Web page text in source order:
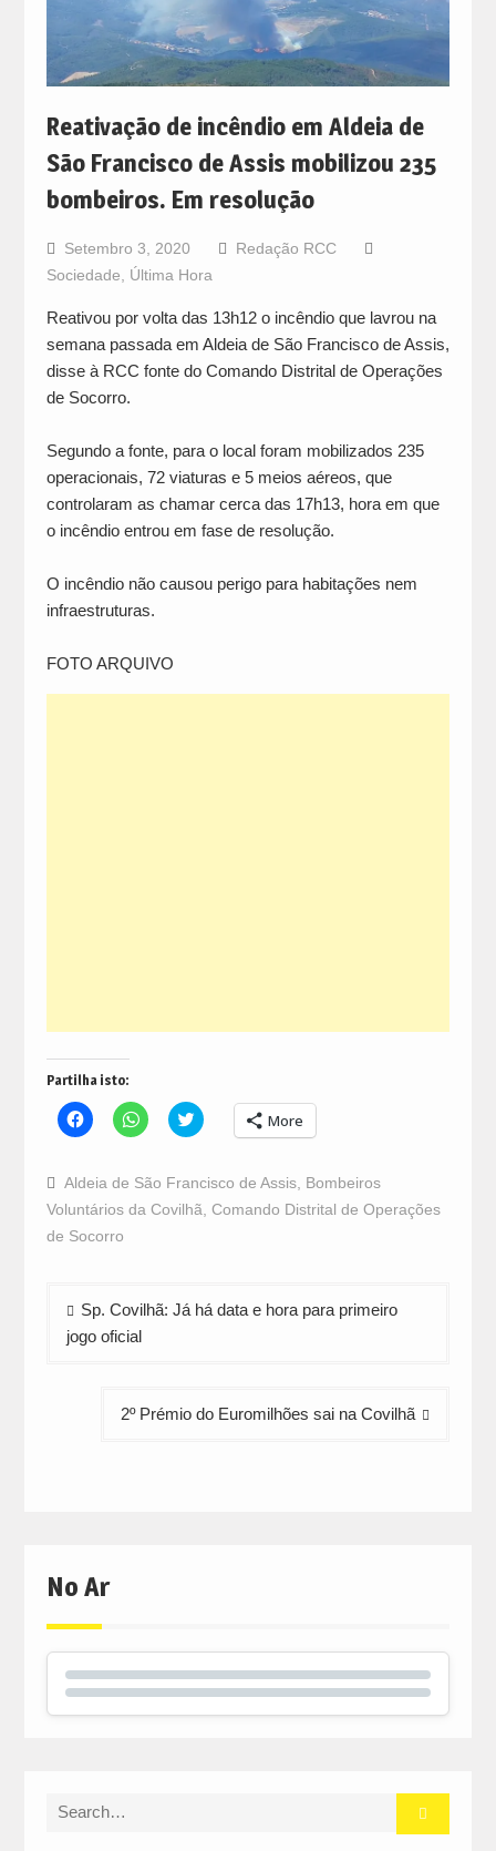
Reativação de incêndio em Aldeia de
São Francisco de Assis mobilizou 235
bombeiros. Em resolução
Setembro 3, 2020
Redação RCC
Sociedade
Última Hora
Reativou por volta das 13h12 o incêndio que lavrou na
semana passada em Aldeia de São Francisco de Assis,
disse à RCC fonte do Comando Distrital de Operações
de Socorro.
Segundo a fonte, para o local foram mobilizados 235
operacionais, 72 viaturas e 5 meios aéreos, que
controlaram as chamar cerca das 17h13, hora em que
o incêndio entrou em fase de resolução.
O incêndio não causou perigo para habitações nem
infraestruturas.
FOTO ARQUIVO
Partilha isto:
Click
to
Facebook
(Opens
in
new
window)
Click
to
WhatsApp
(Opens
in
new
Click
to
Twitter
(Opens
in
new
More
Aldeia de São Francisco de Assis, Bombeiros
Voluntários da Covilhã Comando Distrital de Operações
de Socorro
Navegação
de
Sp. Covilhã: Já há data e hora para primeiro
jogo oficial
2º Prémio do Euromilhões sai na Covilhã
No Ar
Search